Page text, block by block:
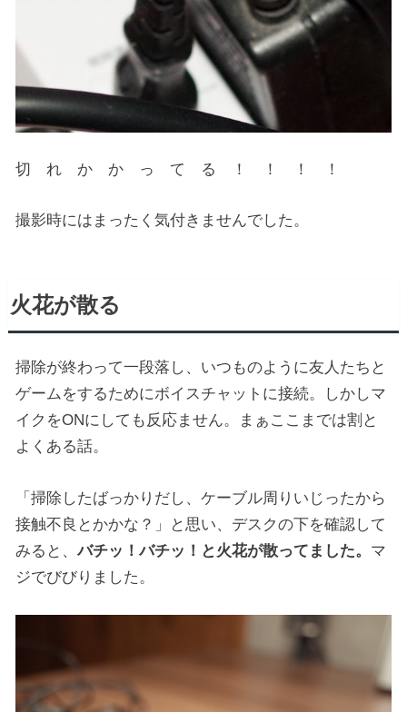
切 れ か か っ て る ！ ！ ！ ！
撮影時にはまったく気付きませんでした。
火花が散る
掃除が終わって一段落し、いつものように友人たちと
ゲームをするためにボイスチャットに接続。しかしマ
イクをONにしても反応ません。まぁここまでは割と
よくある話。
「掃除したばっかりだし、ケーブル周りいじったから
接触不良とかかな？」と思い、デスクの下を確認して
みると、バチッ！バチッ！と火花が散ってました。 マ
ジでびびりました。